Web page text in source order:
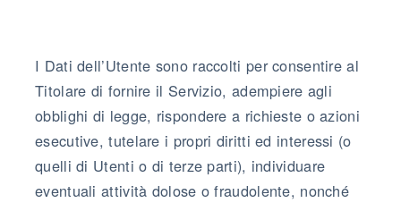
I Dati dell’Utente sono raccolti per consentire al
Titolare di fornire il Servizio, adempiere agli
obblighi di legge, rispondere a richieste o azioni
esecutive, tutelare i propri diritti ed interessi (o
quelli di Utenti o di terze parti), individuare
eventuali attività dolose o fraudolente, nonché